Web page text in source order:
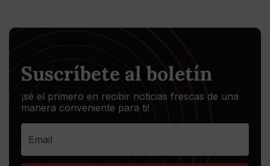
Suscríbete al boletín
¡sé el primero en recibir noticias frescas de una
manera conveniente para ti!